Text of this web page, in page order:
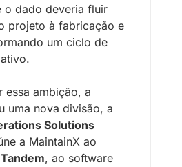
o dado deveria fluir
projeto à fabricação e
um ciclo de
essa ambição, a
Solutions
a MaintainX ao
Tandem, ao software